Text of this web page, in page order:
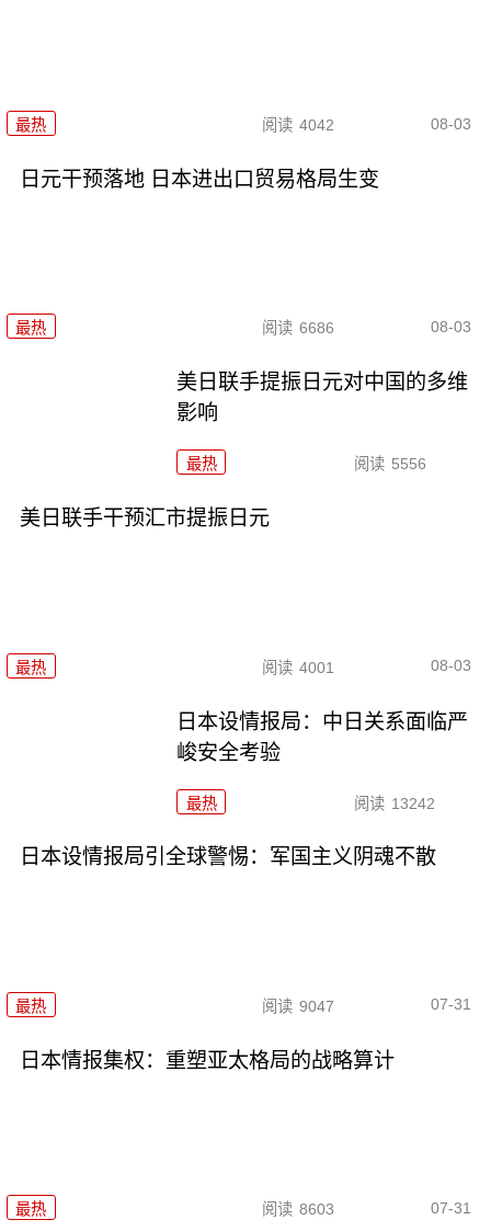
最热 阅读 4042 08-03
日元干预落地 日本进出口贸易格局生变
最热 阅读 6686 08-03
美日联手提振日元对中国的多维
影响
最热 阅读 5556
美日联手干预汇市提振日元
最热 阅读 4001 08-03
日本设情报局：中日关系面临严
峻安全考验
最热 阅读 13242
日本设情报局引全球警惕：军国主义阴魂不散
最热 阅读 9047 07-31
日本情报集权：重塑亚太格局的战略算计
最热 阅读 8603 07-31